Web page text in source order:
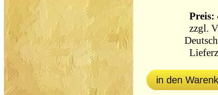
Preis:
zzgl.
in den